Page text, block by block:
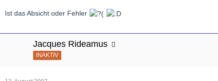
Ist das Absicht oder Fehler
Jacques Rideamus
INAKTIV